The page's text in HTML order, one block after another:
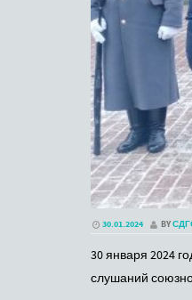
30.01.2024 BY
30 января 2024
слушаний